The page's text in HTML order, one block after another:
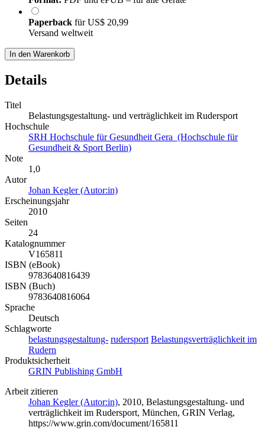
Paperback fürUS$ 20,99
Versand weltweit
In den Warenkorb
Details
Titel
Belastungsgestaltung- und verträglichkeit im Rudersport
Hochschule
SRH Hochschule für Gesundheit Gera (Hochschule für
Gesundheit & Sport Berlin)
Note
1,0
Autor
Johan Kegler (Autor:in)
Erscheinungsjahr
2010
Seiten
24
Katalognummer
V165811
ISBN (eBook)
9783640816439
ISBN (Buch)
9783640816064
Sprache
Deutsch
Schlagworte
belastungsgestaltung- rudersport Belastungsverträglichkeit im
Rudern
Produktsicherheit
GRIN Publishing GmbH
Arbeit zitieren
Johan Kegler (Autor:in), 2010, Belastungsgestaltung- und
verträglichkeit im Rudersport, München, GRIN Verlag,
https://www.grin.com/document/165811